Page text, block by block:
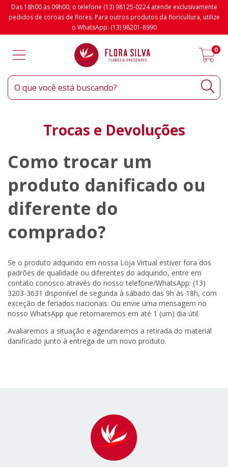
Das 18h00 às 09h00, o telefone (13) 98125-0224 atende exclusivamente
pedidos de coroas de flores. Para outros produtos da floricultura, utilize
o WhatsApp: (13) 98201-8990
0
Trocas e Devoluções
Como trocar um
produto danificado ou
diferente do
comprado?
Se o produto adquirido em nossa Loja Virtual estiver fora dos
padrões de qualidade ou diferentes do adquirido, entre em
contato conosco através do nosso telefone/WhatsApp: (13)
3203-3631 disponível de segunda à sábado das 9h às 18h, com
exceção de feriados nacionais. Ou envie uma mensagem no
nosso WhatsApp que retornaremos em até 1 (um) dia útil.
Avaliaremos a situação e agendaremos a retirada do material
danificado junto à entrega de um novo produto.